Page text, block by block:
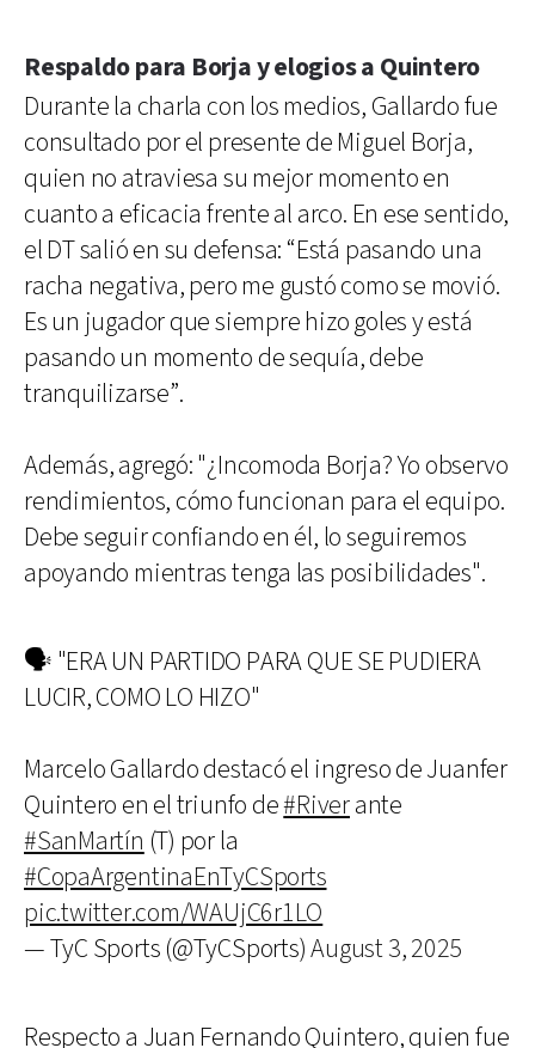
Respaldo para Borja y elogios a Quintero
Durante la charla con los medios, Gallardo fue
consultado por el presente de Miguel Borja,
quien no atraviesa su mejor momento en
cuanto a eficacia frente al arco. En ese sentido,
el DT salió en su defensa: “Está pasando una
racha negativa, pero me gustó como se movió.
Es un jugador que siempre hizo goles y está
pasando un momento de sequía, debe
tranquilizarse”.
Además, agregó: "¿Incomoda Borja? Yo observo
rendimientos, cómo funcionan para el equipo.
Debe seguir confiando en él, lo seguiremos
apoyando mientras tenga las posibilidades".
🗣️ "ERA UN PARTIDO PARA QUE SE PUDIERA
LUCIR, COMO LO HIZO"
Marcelo Gallardo destacó el ingreso de Juanfer
Quintero en el triunfo de#Riverante
#SanMartín (T) por la
#CopaArgentinaEnTyCSports
pic.twitter.com/WAUjC6r1LO
— TyC Sports (@TyCSports)August 3, 2025
Respecto a Juan Fernando Quintero, quien fue